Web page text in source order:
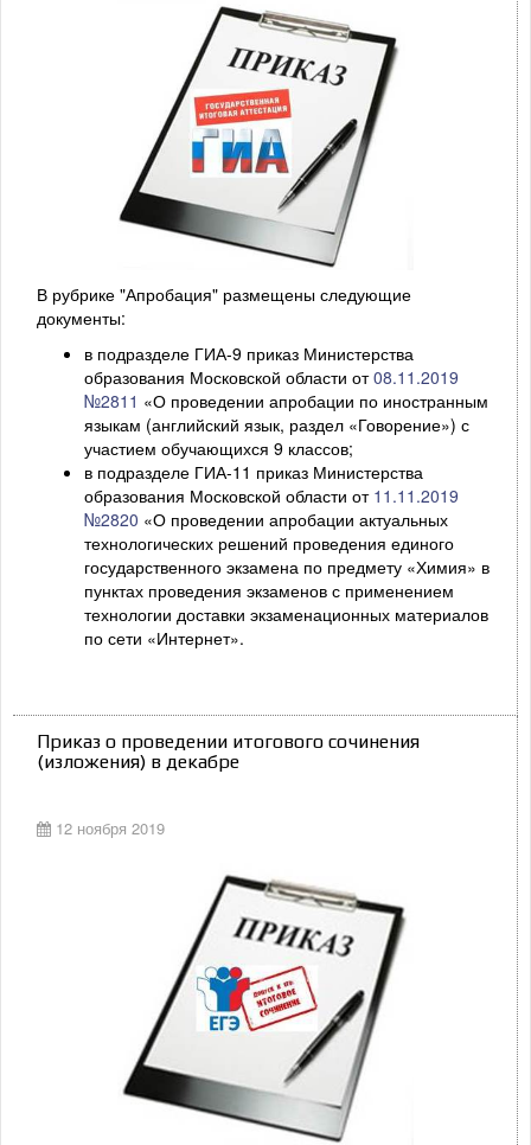
В рубрике "Апробация" размещены следующие
документы:
в подразделе ГИА-9 приказ Министерства
образования Московской области от08.11.2019
№2811 «О проведении апробации по иностранным
языкам (английский язык, раздел «Говорение») с
участием обучающихся 9 классов;
в подразделе ГИА-11 приказ Министерства
образования Московской области от 11.11.2019
№2820 «О проведении апробации актуальных
технологических решений проведения единого
государственного экзамена по предмету «Химия» в
пунктах проведения экзаменов с применением
технологии доставки экзаменационных материалов
по сети «Интернет».
Приказ о проведении итогового сочинения
(изложения) в декабре
12 ноября 2019